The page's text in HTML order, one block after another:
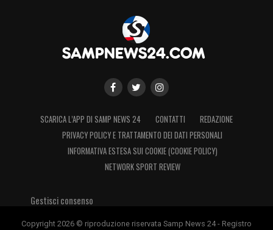
SCARICA L’APP DI SAMP NEWS 24 CONTATTI
REDAZIONE
PRIVACY POLICY E TRATTAMENTO DEI DATI PERSONALI
INFORMATIVA ESTESA SUI COOKIE (COOKIE POLICY)
NETWORK SPORT REVIEW
Gestisci consenso
Copyright 2026 © riproduzione riservata Samp News 24 - Registro